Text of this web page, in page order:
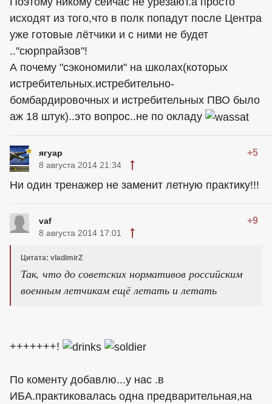
исходят из того,что в полк попадут после Центра
уже готовые лётчики и с ними не будет
.."сюрпрайзов"!
А почему "сэкономили" на школах(которых
истребительных.истребительно-
бомбардировочных и истребительных ПВО было
аж 18 штук)..это вопрос..не по окладу
ягуар +5
8 августа 2014 21:34
Ни один тренажер не заменит летную практику!!!
vaf +9
8 августа 2014 17:01
Цитата: vladimirZ
Так, что до советских нормативов российским
военным летчикам ещё летать и летать
+++++++!
По коменту добавлю...у нас .в
ИБА.практиковалась одна предварительная,на